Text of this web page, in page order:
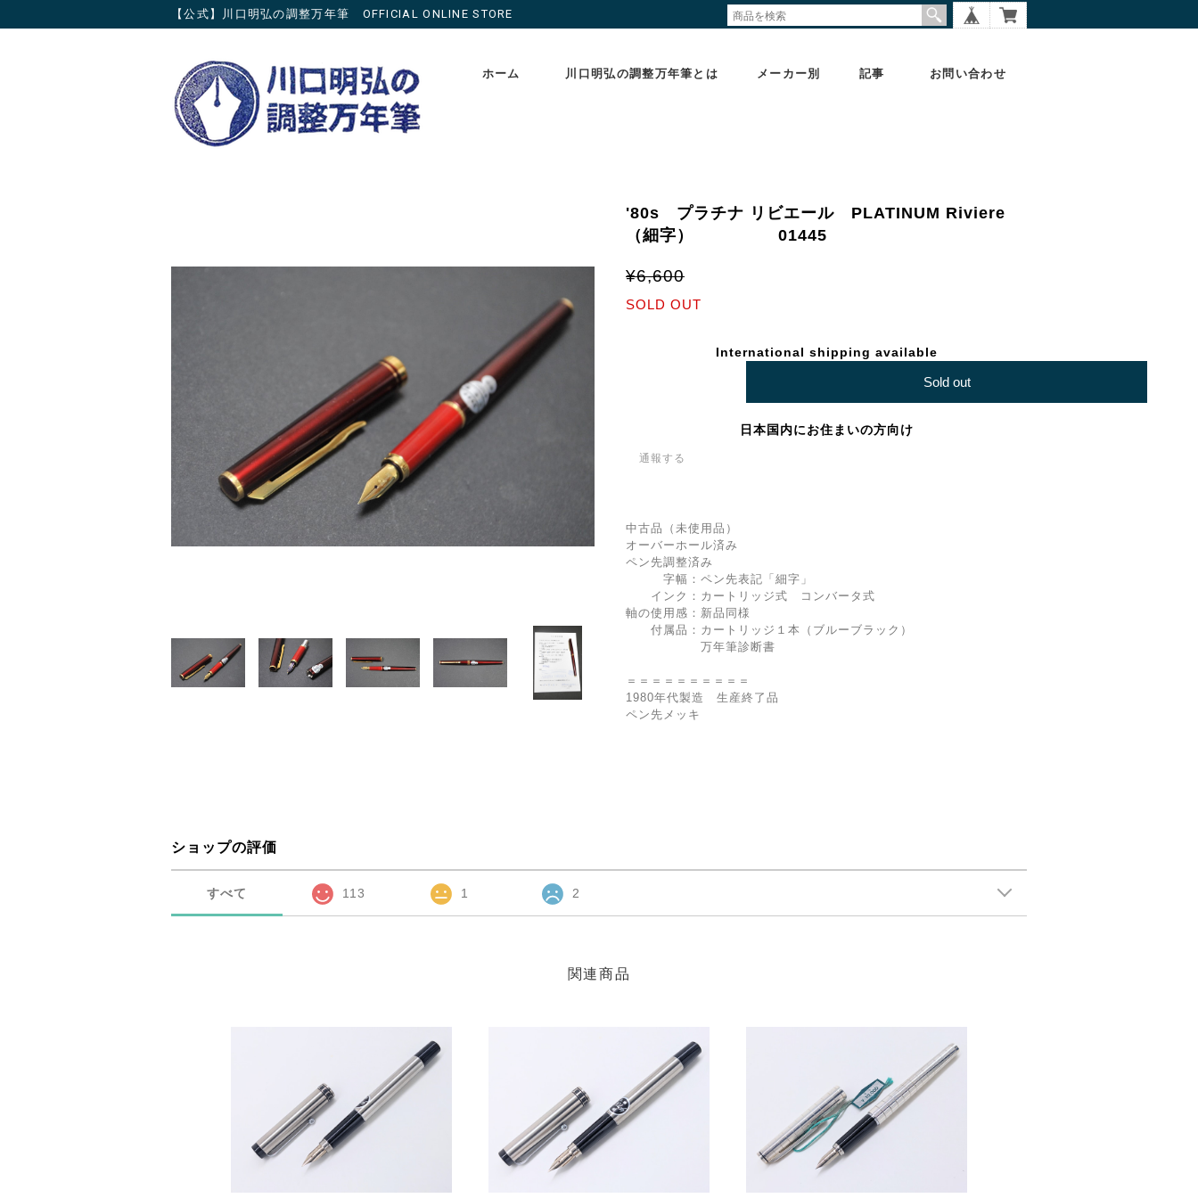
【公式】川口明弘の調整万年筆 OFFICIAL ONLINE STORE
ホーム 川口明弘の調整万年筆とは メーカー別 記事 お問い合わせ
'80s プラチナ リビエール PLATINUM Riviere
（細字） 01445
¥6,600
SOLD OUT
International shipping available
Sold out
日本国内にお住まいの方向け
通報する
中古品（未使用品）
オーバーホール済み
ペン先調整済み
字幅：ペン先表記「細字」
インク：カートリッジ式 コンバータ式
軸の使用感：新品同様
付属品：カートリッジ１本（ブルーブラック）
万年筆診断書
＝＝＝＝＝＝＝＝＝＝
1980年代製造 生産終了品
ペン先メッキ
ショップの評価
すべて 113 1 2
関連商品